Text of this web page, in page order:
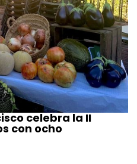
celebra la II
con ocho